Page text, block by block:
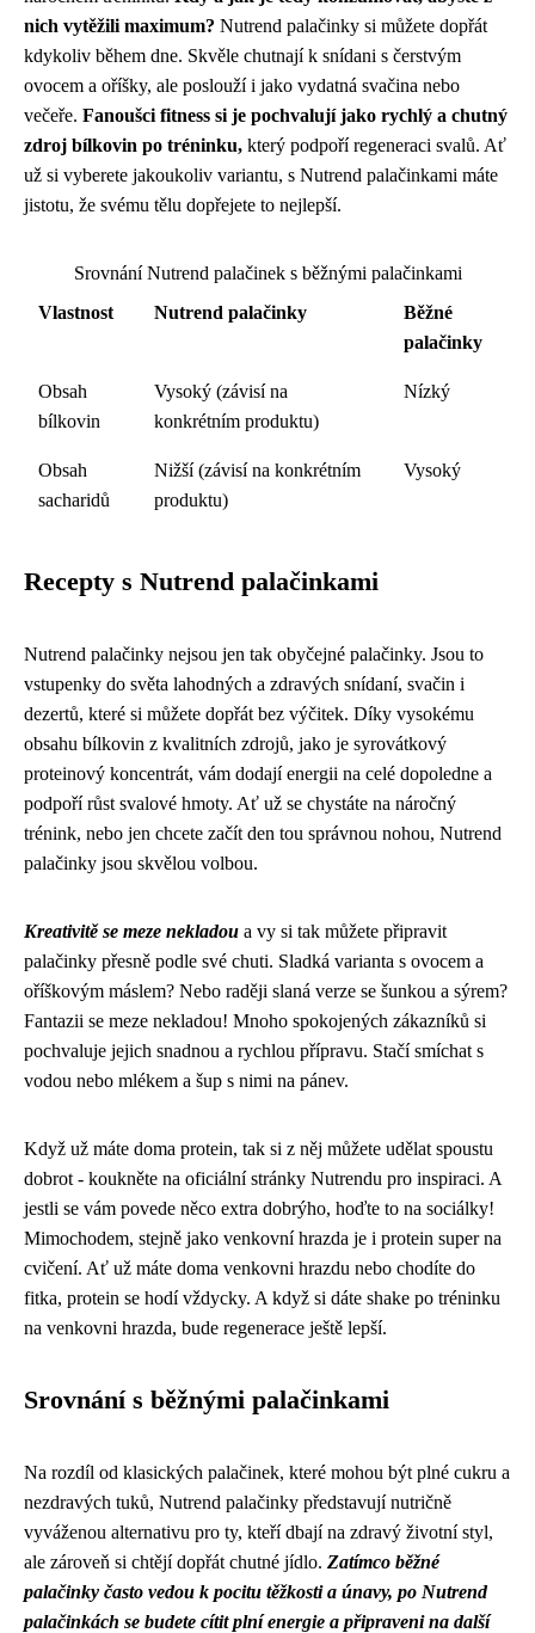
nich vytěžili maximum? Nutrend palačinky si můžete dopřát
kdykoliv během dne. Skvěle chutnají k snídani s čerstvým
ovocem a oříšky, ale poslouží i jako vydatná svačina nebo
večeře. Fanoušci fitness si je pochvalují jako rychlý a chutný
zdroj bílkovin po tréninku, který podpoří regeneraci svalů. Ať
už si vyberete jakoukoliv variantu, s Nutrend palačinkami máte
jistotu, že svému tělu dopřejete to nejlepší.
Srovnání Nutrend palačinek s běžnými palačinkami
Vlastnost
Nutrend palačinky
Běžné
palačinky
Obsah
bílkovin
Vysoký (závisí na
konkrétním produktu)
Nízký
Obsah
sacharidů
Nižší (závisí na konkrétním
produktu)
Vysoký
Recepty s Nutrend palačinkami
Nutrend palačinky nejsou jen tak obyčejné palačinky. Jsou to
vstupenky do světa lahodných a zdravých snídaní, svačin i
dezertů, které si můžete dopřát bez výčitek. Díky vysokému
obsahu bílkovin z kvalitních zdrojů, jako je syrovátkový
proteinový koncentrát, vám dodají energii na celé dopoledne a
podpoří růst svalové hmoty. Ať už se chystáte na náročný
trénink, nebo jen chcete začít den tou správnou nohou, Nutrend
palačinky jsou skvělou volbou.
Kreativitě se meze nekladou a vy si tak můžete připravit
palačinky přesně podle své chuti. Sladká varianta s ovocem a
oříškovým máslem? Nebo raději slaná verze se šunkou a sýrem?
Fantazii se meze nekladou! Mnoho spokojených zákazníků si
pochvaluje jejich snadnou a rychlou přípravu. Stačí smíchat s
vodou nebo mlékem a šup s nimi na pánev.
Když už máte doma protein, tak si z něj můžete udělat spoustu
dobrot - koukněte na oficiální stránky Nutrendu pro inspiraci. A
jestli se vám povede něco extra dobrýho, hoďte to na sociálky!
Mimochodem, stejně jako venkovní hrazda je i protein super na
cvičení. Ať už máte doma venkovni hrazdu nebo chodíte do
fitka, protein se hodí vždycky. A když si dáte shake po tréninku
na venkovni hrazda, bude regenerace ještě lepší.
Srovnání s běžnými palačinkami
Na rozdíl od klasických palačinek, které mohou být plné cukru a
nezdravých tuků, Nutrend palačinky představují nutričně
vyváženou alternativu pro ty, kteří dbají na zdravý životní styl,
ale zároveň si chtějí dopřát chutné jídlo. Zatímco běžné
palačinky často vedou k pocitu těžkosti a únavy, po Nutrend
palačinkách se budete cítit plní energie a připraveni na další